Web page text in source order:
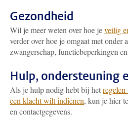
Gezondheid
Wil je meer weten over hoe jeveilig
verder over hoe je omgaat met onder
zwangerschap, functiebeperkingen
Hulp, ondersteuning
Als je hulp nodig hebt bij hetregelen
een klacht wilt indienen, kun je hier
en contactgegevens.